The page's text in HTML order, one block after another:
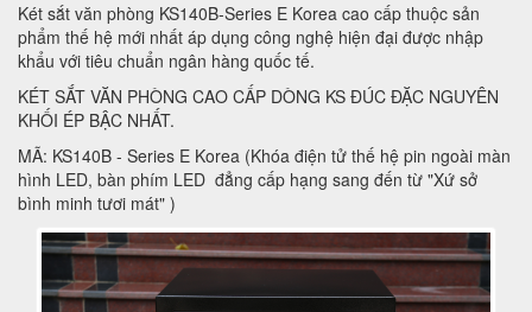
Két sắt văn phòng KS140B-Series E Korea cao cấp thuộc sản
phẩm thế hệ mới nhất áp dụng công nghệ hiện đại được nhập
khẩu với tiêu chuẩn ngân hàng quốc tế.
KÉT SẮT VĂN PHÒNG CAO CẤP DÒNG KS ĐÚC ĐẶC NGUYÊN
KHỐI ÉP BẬC NHẤT.
MÃ: KS140B - Series E Korea (Khóa điện tử thế hệ pin ngoài màn
hình LED, bàn phím LED đẳng cấp hạng sang đến từ "Xứ sở
bình minh tươi mát" )